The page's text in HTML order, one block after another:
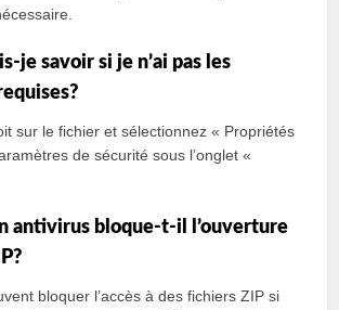
je savoir si je n’ai pas les
sur le fichier et sélectionnez « Propriétés
de sécurité sous l’onglet «
antivirus bloque-t-il l’ouverture
bloquer l’accès à des fichiers ZIP si